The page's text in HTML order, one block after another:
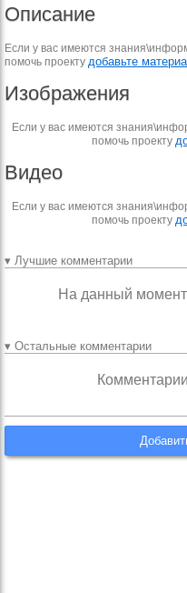
Описание
Если у вас имеются
помочь проекту добавьте
Изображения
Если у вас имеются
помочь проекту
Видео
Если у вас имеются
помочь проекту
▾ Лучшие комментарии
На данный
▾ Остальные комментарии